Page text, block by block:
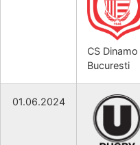
CS Dinamo
Bucuresti
01.06.2024